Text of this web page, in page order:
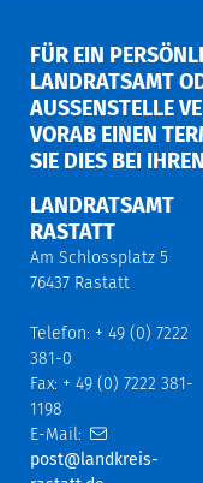
FÜR EIN
LANDRATSAMT
AUSSENSTELLE
ORAB EINEN
IE DIES BEI
LANDRATSAMT
RASTATT
Am Schlossplatz 5
76437 Rastatt
Telefon: + 49 (0) 7222
381-0
Fax: + 49 (0) 7222 381-
1198
E-Mail:
post@landkreis-